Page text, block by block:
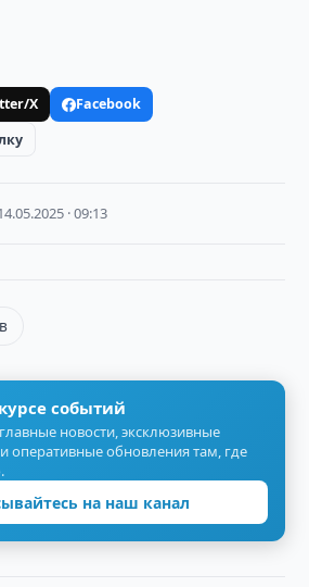
X
Facebook
· 09:13
событий
новости, эксклюзивные
оперативные обновления там, где
на наш канал